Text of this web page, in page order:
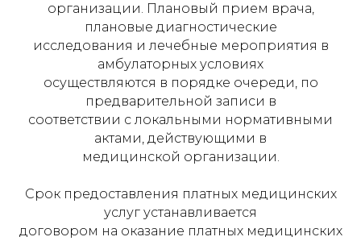
организации. Плановый прием врача,
плановые диагностические
исследования и лечебные мероприятия в
амбулаторных условиях
осуществляются в порядке очереди, по
предварительной записи в
соответствии с локальными нормативными
актами, действующими в
медицинской организации.
Срок предоставления платных медицинских
услуг устанавливается
договором на оказание платных медицинских